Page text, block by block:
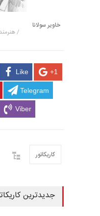
خاویر سولانا
/
Like +1
Telegram
Viber
کاریکاتور
جدیدترین